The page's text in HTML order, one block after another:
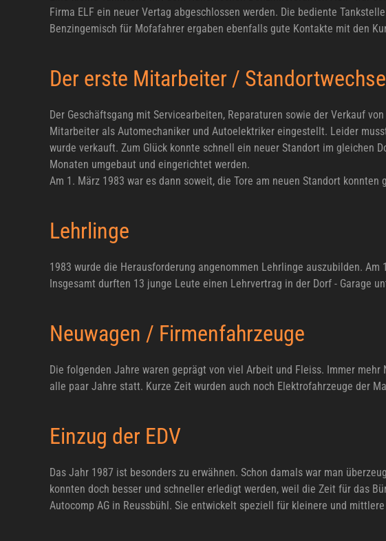
Firma ELF ein neuer Vertag abgeschlossen werden. Die bediente
Benzingemisch für Mofafahrer ergaben ebenfalls gute Kontakte mit den
Der erste Mitarbeiter /
Der Geschäftsgang mit Servicearbeiten, Reparaturen sowie der Verkauf
Mitarbeiter als Automechaniker und Autoelektriker eingestellt. Leider
wurde verkauft. Zum Glück konnte schnell ein neuer Standort im gleichen
Monaten umgebaut und eingerichtet werden.
Am 1. März 1983 war es dann soweit, die Tore am neuen Standort konnten
Lehrlinge
1983 wurde die Herausforderung angenommen Lehrlinge auszubilden.
Insgesamt durften 13 junge Leute einen Lehrvertrag in der Dorf - Garage
Neuwagen / Firmenfahrzeuge
Die folgenden Jahre waren geprägt von viel Arbeit und Fleiss. Immer
alle paar Jahre statt. Kurze Zeit wurden auch noch Elektrofahrzeuge der
Einzug der EDV
Das Jahr 1987 ist besonders zu erwähnen. Schon damals war man
konnten doch besser und schneller erledigt werden, weil die Zeit für das
Autocomp AG in Reussbühl. Sie entwickelt speziell für kleinere und